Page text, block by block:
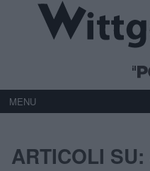
MENU
ARTICOLI SU: